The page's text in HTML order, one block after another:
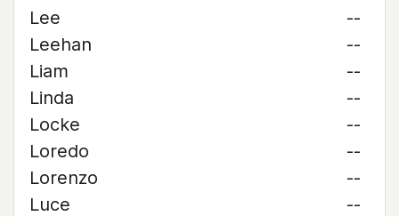
Lee
--
Leehan
--
Liam
--
Linda
--
Locke
--
Loredo
--
Lorenzo
--
Luce
--